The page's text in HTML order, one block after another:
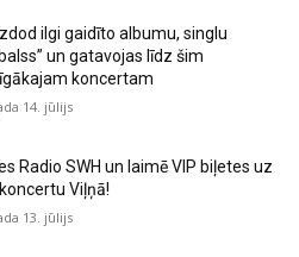
ilgi gaidīto albumu, singlu
un gatavojas līdz šim
koncertam
14. jūlijs
Radio SWH un laimē VIP biļetes uz
Viļņā!
13. jūlijs